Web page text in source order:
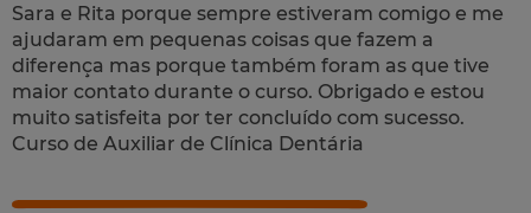
Sara e Rita porque sempre estiveram comigo e me
ajudaram em pequenas coisas que fazem a
diferença mas porque também foram as que tive
maior contato durante o curso. Obrigado e estou
muito satisfeita por ter concluído com sucesso.
Curso de Auxiliar de Clínica Dentária